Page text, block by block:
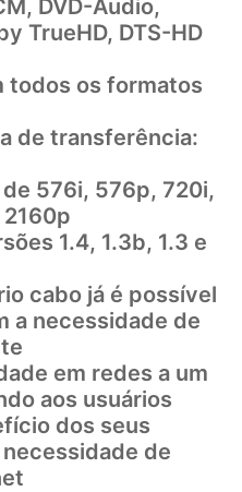
DVD-Audio,
TrueHD, DTS-HD
todos os formatos
de transferência:
576i, 576p, 720i,
1.4, 1.3b, 1.3 e
cabo já é possível
a necessidade de
em redes a um
aos usuários
dos seus
de